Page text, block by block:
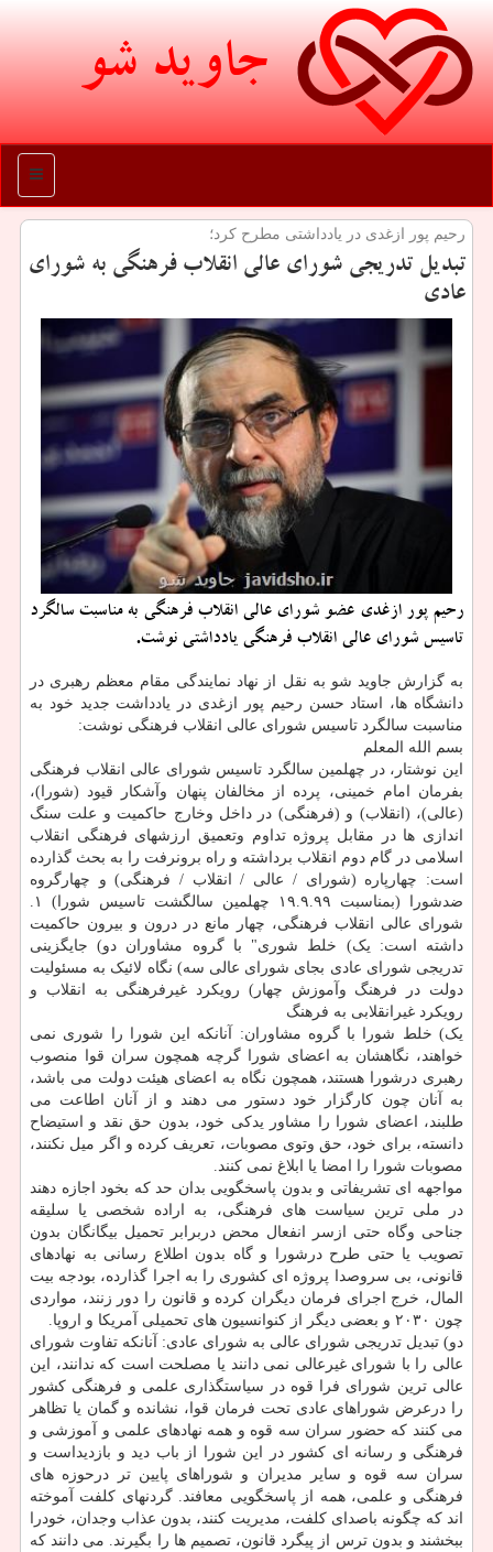
جاوید شو
منو
رحیم پور ازغدی در یادداشتی مطرح كرد؛
تبدیل تدریجی شورای عالی انقلاب فرهنگی به شورای
عادی
رحیم پور ازغدی عضو شورای عالی انقلاب فرهنگی به مناسبت سالگرد
تاسیس شورای عالی انقلاب فرهنگی یادداشتی نوشت.
به گزارش جاوید شو به نقل از نهاد نمایندگی مقام معظم رهبری در
دانشگاه ها، استاد حسن رحیم پور ازغدی در یادداشت جدید خود به
مناسبت سالگرد تاسیس شورای عالی انقلاب فرهنگی نوشت:
بسم الله المعلم
این نوشتار، در چهلمین سالگرد تاسیس شورای عالی انقلاب فرهنگی
بفرمان امام خمینی، پرده از مخالفان پنهان وآشکار قیود (شورا)،
(عالی)، (انقلاب) و (فرهنگی) در داخل وخارج حاکمیت و علت سنگ
اندازی ها در مقابل پروژه تداوم وتعمیق ارزشهای فرهنگی انقلاب
اسلامی در گام دوم انقلاب برداشته و راه برونرفت را به بحث گذارده
است: چهارپاره (شورای / عالی / انقلاب / فرهنگی) و چهارگروه
شورای عالی انقلاب فرهنگی، چهار مانع در درون و بیرون حاکمیت
داشته است: یک) خلط شوری" با گروه مشاوران دو) جایگزینی
تدریجی شورای عادی بجای شورای عالی سه) نگاه لائیک به مسئولیت
دولت در فرهنگ وآموزش چهار) رویکرد غیرفرهنگی به انقلاب و
رویکرد غیرانقلابی به فرهنگ
یک) خلط شورا با گروه مشاوران: آنانکه این شورا را شوری نمی
خواهند، نگاهشان به اعضای شورا گرچه همچون سران قوا منصوب
رهبری درشورا هستند، همچون نگاه به اعضای هیئت دولت می باشد،
به آنان چون کارگزار خود دستور می دهند و از آنان اطاعت می
طلبند، اعضای شورا را مشاور یدکی خود، بدون حق نقد و استیضاح
دانسته، برای خود، حق وتوی مصوبات، تعریف کرده و اگر میل نکنند،
مصوبات شورا را امضا یا ابلاغ نمی کنند.
مواجهه ای تشریفاتی و بدون پاسخگویی بدان حد که بخود اجازه دهند
در ملی ترین سیاست های فرهنگی، به اراده شخصی یا سلیقه
جناحی وگاه حتی ازسر انفعال محض دربرابر تحمیل بیگانگان بدون
تصویب یا حتی طرح درشورا و گاه بدون اطلاع رسانی به نهادهای
قانونی، بی سروصدا پروژه ای کشوری را به اجرا گذارده، بودجه بیت
المال، خرج اجرای فرمان دیگران کرده و قانون را دور زنند، مواردی
چون ۲۰۳۰ و بعضی دیگر از کنوانسیون های تحمیلی آمریکا و اروپا.
دو) تبدیل تدریجی شورای عالی به شورای عادی: آنانکه تفاوت شورای
عالی را با شورای غیرعالی نمی دانند یا مصلحت است که ندانند، این
عالی ترین شورای فرا قوه در سیاستگذاری علمی و فرهنگی کشور
را درعرض شوراهای عادی تحت فرمان قوا، نشانده و گمان یا تظاهر
می کنند که حضور سران سه قوه و همه نهادهای علمی و آموزشی و
فرهنگی و رسانه ای کشور در این شورا از باب دید و بازدیداست و
سران سه قوه و سایر مدیران و شوراهای پایین تر درحوزه های
فرهنگی و علمی، همه از پاسخگویی معافند. گردنهای کلفت آموخته
اند که چگونه باصدای کلفت، مدیریت کنند، بدون عذاب وجدان، خودرا
ببخشند و بدون ترس از پیگرد قانون، تصمیم ها را بگیرند. می دانند که